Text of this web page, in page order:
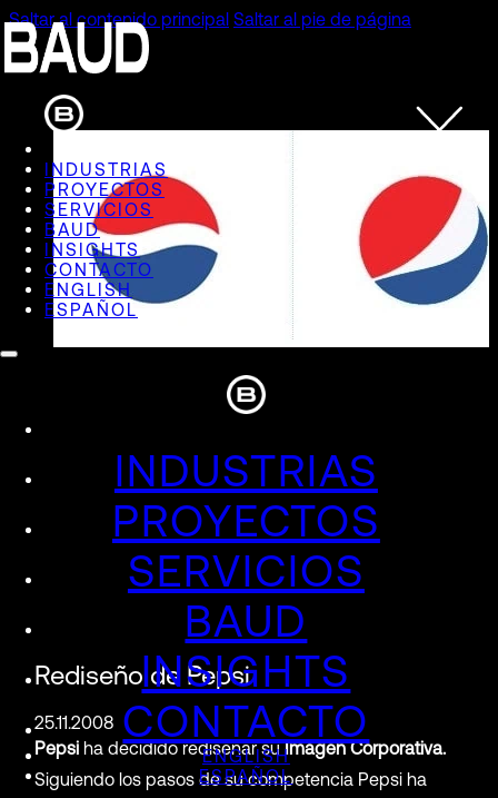
Saltar al contenido principal Saltar al pie de página
INDUSTRIAS
PROYECTOS
SERVICIOS
BAUD
INSIGHTS
CONTACTO
ENGLISH
ESPAÑOL
INDUSTRIAS
PROYECTOS
SERVICIOS
BAUD
INSIGHTS
CONTACTO
ENGLISH
ESPAÑOL
Rediseño de Pepsi
25.11.2008
Pepsiha decidido rediseñar suImagen Corporativa.
Siguiendo los pasos de su competencia Pepsi ha